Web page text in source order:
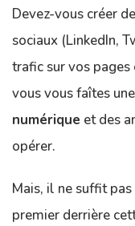
Devez-vous créer
sociaux (LinkedIn,
trafic sur vos
vous vous faîtes
numérique et des
opérer.
Mais, il ne suffit
premier derrière